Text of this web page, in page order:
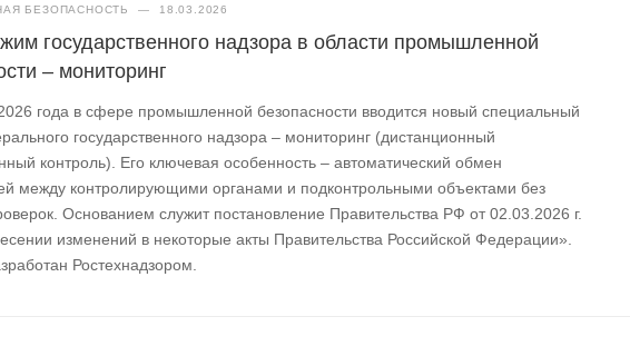
БЕЗОПАСНОСТЬ — 18.03.2026
государственного надзора в области промышленной
– мониторинг
года в сфере промышленной безопасности вводится новый специальный
государственного надзора – мониторинг (дистанционный
контроль). Его ключевая особенность – автоматический обмен
между контролирующими органами и подконтрольными объектами без
Основанием служит постановление Правительства РФ от 02.03.2026 г.
изменений в некоторые акты Правительства Российской Федерации».
Ростехнадзором.